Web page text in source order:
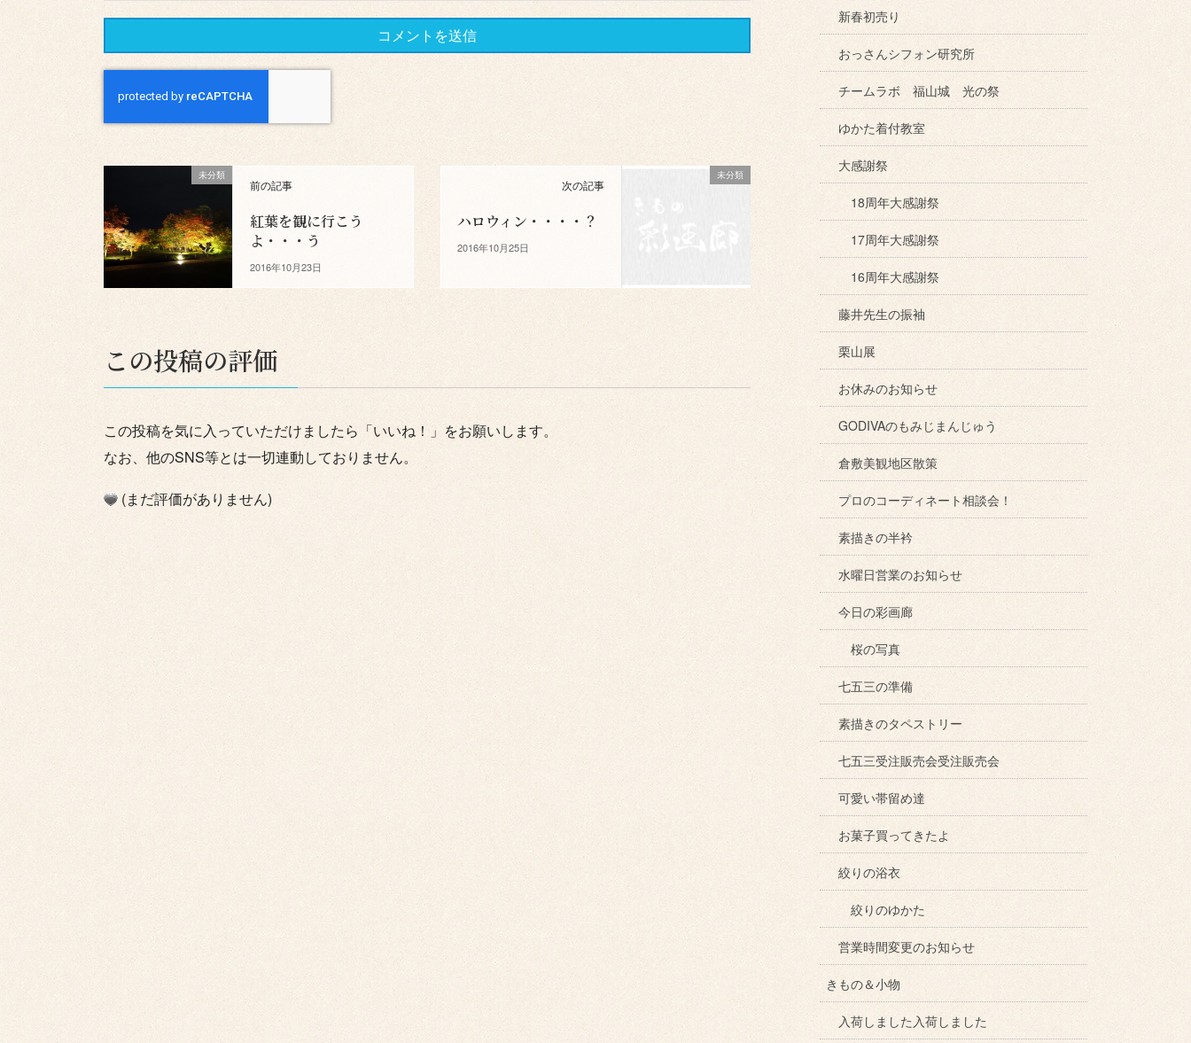
未分類
前の記事
紅葉を観に行こう
よ・・・う
2016年10月23日
未分類
次の記事
ハロウィン・・・・？
2016年10月25日
この投稿の評価
この投稿を気に入っていただけましたら「いいね！」をお願いします。
なお、他のSNS等とは一切連動しておりません。
(まだ評価がありません)
新春初売り
おっさんシフォン研究所
チームラボ 福山城 光の祭
ゆかた着付教室
大感謝祭
18周年大感謝祭
17周年大感謝祭
16周年大感謝祭
藤井先生の振袖
栗山展
お休みのお知らせ
GODIVAのもみじまんじゅう
倉敷美観地区散策
プロのコーディネート相談会！
素描きの半衿
水曜日営業のお知らせ
今日の彩画廊
桜の写真
七五三の準備
素描きのタペストリー
七五三受注販売会受注販売会
可愛い帯留め達
お菓子買ってきたよ
絞りの浴衣
絞りのゆかた
営業時間変更のお知らせ
きもの＆小物
入荷しました入荷しました